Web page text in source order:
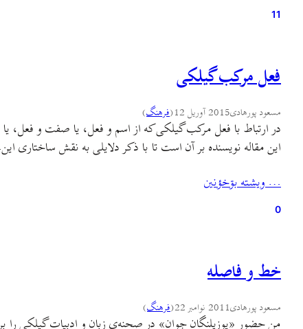
11
فعل مرکب گیلکی
مسعود پورهادی2015 آوریل 12 (فرهنگ)
در ارتباط با فعل مرکب گیلکی که از اسم و فعل، یا صفت و فعل،
این مقاله نویسنده بر آن است تا با ذکر دلایلی به نقش ساختاری
… ويشته بۊخؤنين
0
خط و فاصله
مسعود پورهادی2011 نوامبر 22 (فرهنگ)
من حضور «یوزپلنگان جوان» در صحنه‌ی زبان و ادبیات گیلکی را